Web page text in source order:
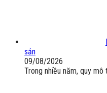
sản
09/08/2026
Trong nhiều năm, quy mô